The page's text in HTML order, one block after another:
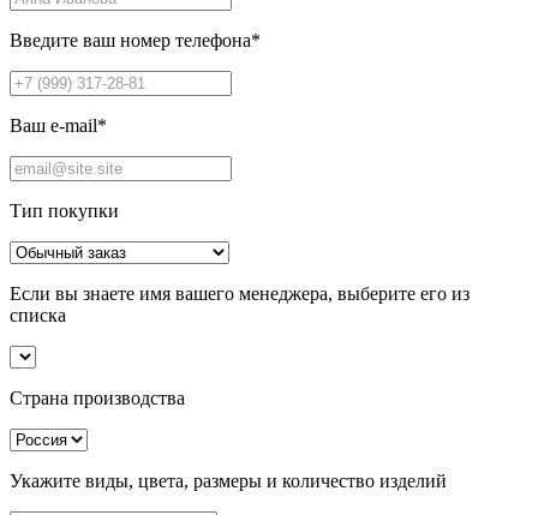
Введите ваш номер телефона*
Ваш e-mail*
Тип покупки
Если вы знаете имя вашего менеджера, выберите его из
списка
Страна производства
Укажите виды, цвета, размеры и количество изделий